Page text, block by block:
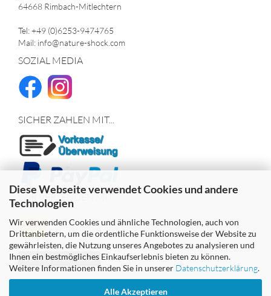
Diese Webseite verwendet Cookies und andere
Technologien
Wir verwenden Cookies und ähnliche Technologien, auch von
Drittanbietern, um die ordentliche Funktionsweise der Website zu
gewährleisten, die Nutzung unseres Angebotes zu analysieren und
Ihnen ein bestmögliches Einkaufserlebnis bieten zu können.
Weitere Informationen finden Sie in unserer Datenschutzerklärung.
Alle Akzeptieren
64668 Rimbach-Mitlechtern
Tel: +49 (0)6253-9474765
Mail: info@nature-shock.com
SOZIAL MEDIA
SICHER ZAHLEN MIT...
WIR VERSENDEN MIT
Vertrag widerrufen